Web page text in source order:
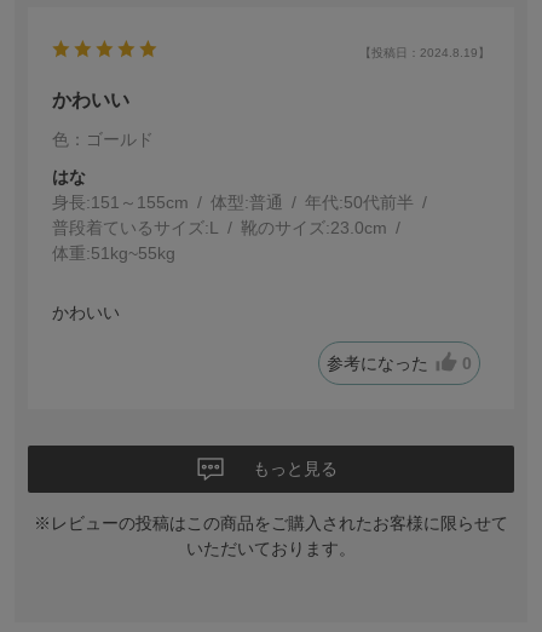
【投稿日：2024.8.19】
かわいい
色：ゴールド
はな
身長:151～155cm 体型:普通 年代:50代前半
普段着ているサイズ:L 靴のサイズ:23.0cm
体重:51kg~55kg
かわいい
参考になった 0
もっと見る
※レビューの投稿はこの商品をご購入されたお客様に限らせて
いただいております。